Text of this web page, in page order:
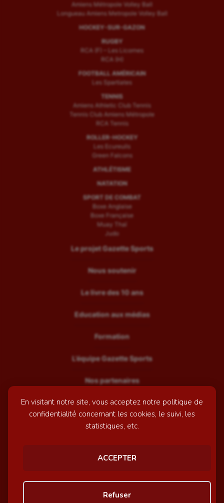
En visitant notre site, vous acceptez notre politique de
confidentialité concernant les cookies, le suivi, les
statistiques, etc.
ACCEPTER
Refuser
Amiens Métropole Volley Ball
Longueau Amiens Metropole Volley Ball
HOCKEY-SUR-GAZON
RUGBY
RCA (F) – Les Licornes
RCA (H)
FOOTBALL AMÉRICAIN
Les Spartiates
TENNIS
Amiens Athletic Club Tennis
Tennis Club Amiens Métropole
RCA Tennis
ROLLER-HOCKEY
Les Ecureuils
Green Falcons
ATHLÉTISME
NATATION
SPORT DE COMBAT
Boxe Anglaise
Boxe Française
Muay Thaï
Judo
Le projet Gazette Sports
Nous soutenir
Le livre des 10 ans
Education aux médias
Formation
L’équipe Gazette Sports
Nos partenaires
Recrutement
Mentions légales
© GazetteSports - 2026 | Site internet réalisé par
Awelty